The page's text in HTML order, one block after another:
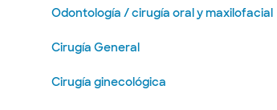
Odontología / cirugía oral y maxilofacial
Cirugía General
Cirugía ginecológica